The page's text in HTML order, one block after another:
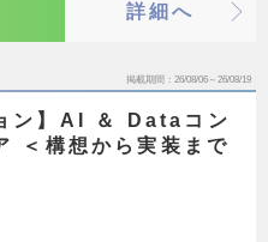
詳細へ
掲載期間 26/08/06～26/08/19
ン】AI ＆ Dataコン
＜構想から実装まで